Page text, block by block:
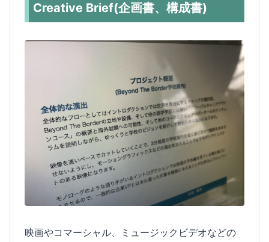
Creative Brief(企画書、構成書)
映画やコマーシャル、ミュージックビデオなどの